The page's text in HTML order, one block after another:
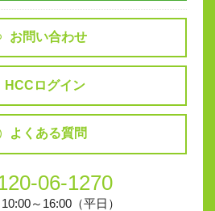
お問い合わせ
HCCログイン
よくある質問
06-1270
～16:00（平日）